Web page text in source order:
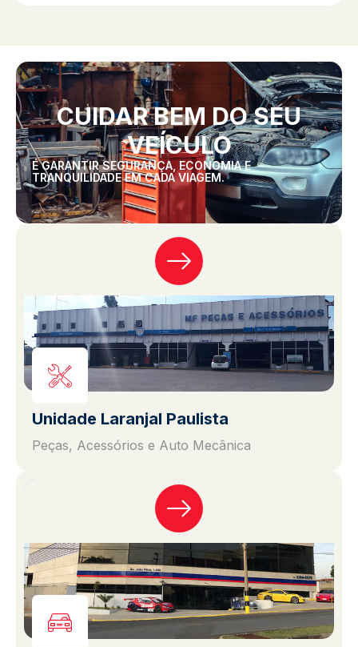
CUIDAR BEM DO SEU
VEÍCULO
É GARANTIR SEGURANÇA, ECONOMIA E
TRANQUILIDADE EM CADA VIAGEM.
Unidade Laranjal Paulista
Peças, Acessórios e Auto Mecânica